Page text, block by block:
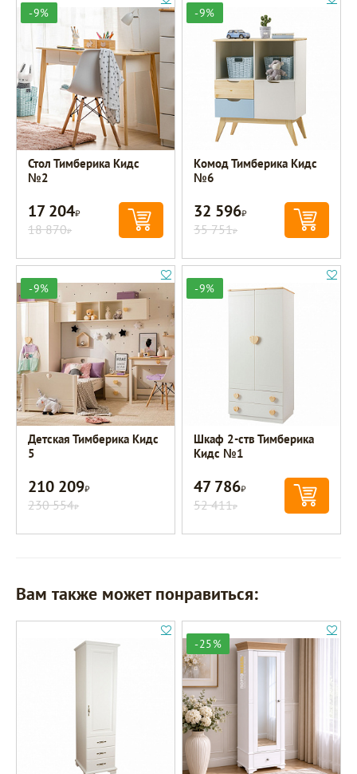
-9%
Стол Тимберика Кидс
№2
17 204Р
18 870Р
-9%
Комод Тимберика Кидс
№6
32 596Р
35 751Р
-9%
Детская Тимберика Кидс
5
210 209Р
230 554Р
-9%
Шкаф 2-ств Тимберика
Кидс №1
47 786Р
52 411Р
Вам также может понравиться:
-25%